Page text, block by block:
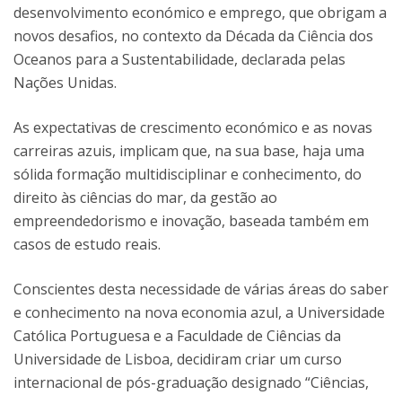
desenvolvimento económico e emprego, que obrigam a
novos desafios, no contexto da Década da Ciência dos
Oceanos para a Sustentabilidade, declarada pelas
Nações Unidas.
As expectativas de crescimento económico e as novas
carreiras azuis, implicam que, na sua base, haja uma
sólida formação multidisciplinar e conhecimento, do
direito às ciências do mar, da gestão ao
empreendedorismo e inovação, baseada também em
casos de estudo reais.
Conscientes desta necessidade de várias áreas do saber
e conhecimento na nova economia azul, a Universidade
Católica Portuguesa e a Faculdade de Ciências da
Universidade de Lisboa, decidiram criar um curso
internacional de pós-graduação designado “Ciências,